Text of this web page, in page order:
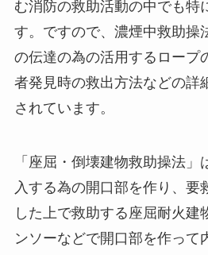
む消防の救助活動の中でも特
す。ですので、濃煙中救助操
の伝達の為の活用するロープ
者発見時の救出方法などの詳
されています。
「座屈・倒壊建物救助操法」
入する為の開口部を作り、要
した上で救助する座屈耐火建
ンソーなどで開口部を作って